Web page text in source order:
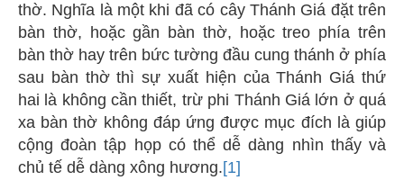
thờ. Nghĩa là một khi đã có cây Thánh Giá đặt trên
bàn thờ, hoặc gần bàn thờ, hoặc treo phía trên
bàn thờ hay trên bức tường đầu cung thánh ở phía
sau bàn thờ thì sự xuất hiện của Thánh Giá thứ
hai là không cần thiết, trừ phi Thánh Giá lớn ở quá
xa bàn thờ không đáp ứng được mục đích là giúp
cộng đoàn tập họp có thể dễ dàng nhìn thấy và
chủ tế dễ dàng xông hương.[1]